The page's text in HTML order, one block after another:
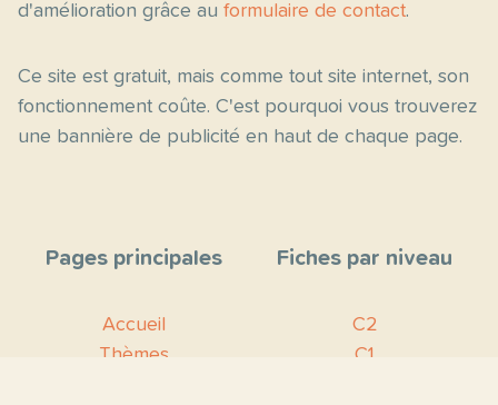
d'amélioration grâce au formulaire de contact.
Ce site est gratuit, mais comme tout site internet, son
fonctionnement coûte. C'est pourquoi vous trouverez
une bannière de publicité en haut de chaque page.
Pages principales
Accueil
Thèmes
Fiches par niveau
C2
C1